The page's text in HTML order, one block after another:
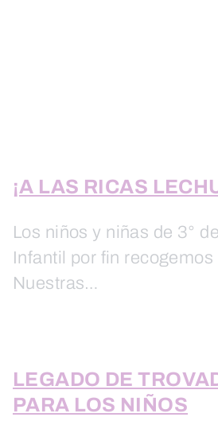
¡A LAS RICAS
Los niños y niñas de 3°
Infantil por fin recogemos
Nuestras…
LEGADO DE
PARA LOS NIÑOS